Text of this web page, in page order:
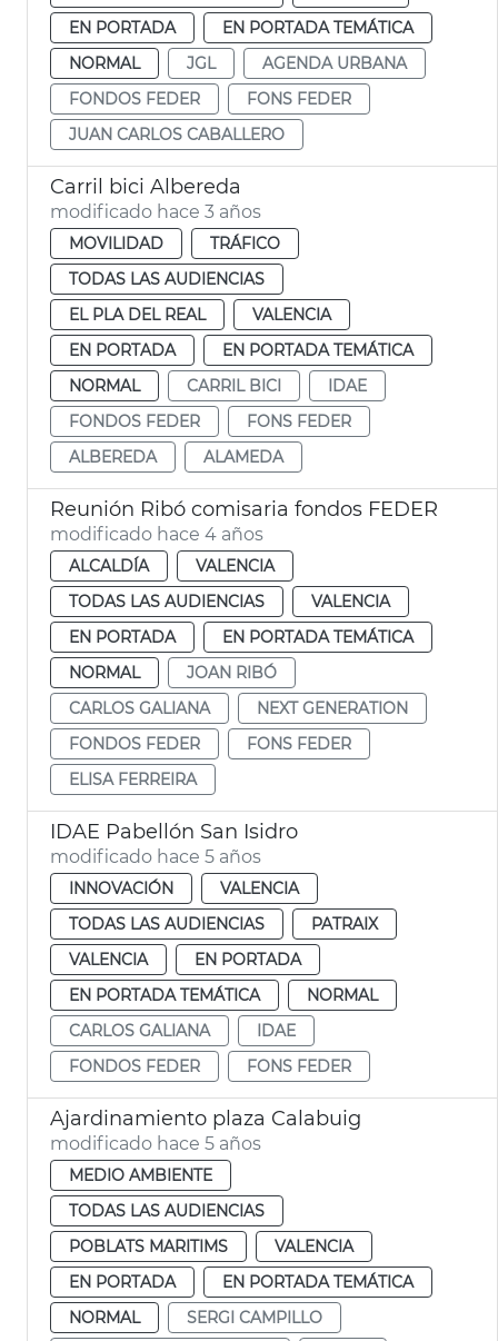
EN PORTADA
EN PORTADA TEMÁTICA
NORMAL
JGL
AGENDA URBANA
FONDOS FEDER
FONS FEDER
JUAN CARLOS CABALLERO
Carril bici Albereda
modificado hace 3 años
MOVILIDAD
TRÁFICO
TODAS LAS AUDIENCIAS
EL PLA DEL REAL
VALENCIA
EN PORTADA
EN PORTADA TEMÁTICA
NORMAL
CARRIL BICI
IDAE
FONDOS FEDER
FONS FEDER
ALBEREDA
ALAMEDA
Reunión Ribó comisaria fondos FEDER
modificado hace 4 años
ALCALDÍA
VALENCIA
TODAS LAS AUDIENCIAS
VALENCIA
EN PORTADA
EN PORTADA TEMÁTICA
NORMAL
JOAN RIBÓ
CARLOS GALIANA
NEXT GENERATION
FONDOS FEDER
FONS FEDER
ELISA FERREIRA
IDAE Pabellón San Isidro
modificado hace 5 años
INNOVACIÓN
VALENCIA
TODAS LAS AUDIENCIAS
PATRAIX
VALENCIA
EN PORTADA
EN PORTADA TEMÁTICA
NORMAL
CARLOS GALIANA
IDAE
FONDOS FEDER
FONS FEDER
Ajardinamiento plaza Calabuig
modificado hace 5 años
MEDIO AMBIENTE
TODAS LAS AUDIENCIAS
POBLATS MARITIMS
VALENCIA
EN PORTADA
EN PORTADA TEMÁTICA
NORMAL
SERGI CAMPILLO